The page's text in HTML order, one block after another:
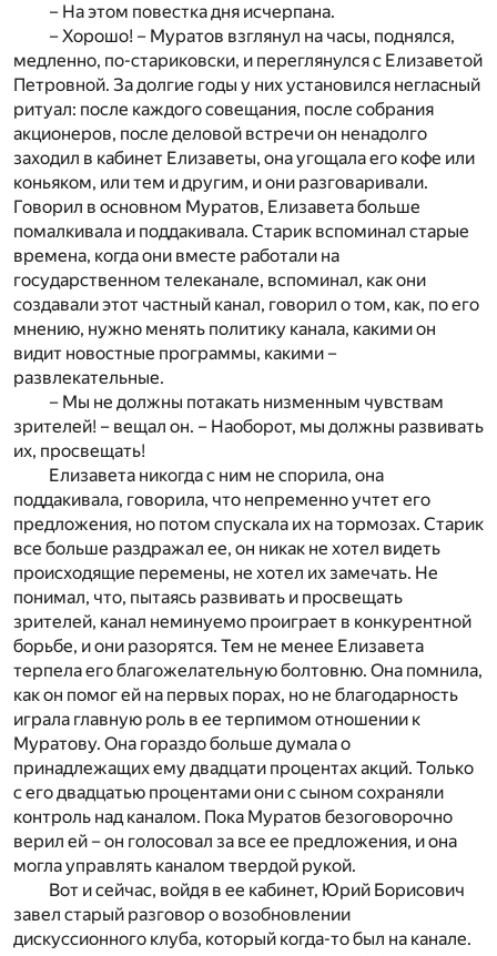
– На этом повестка дня исчерпана.
– Хорошо! – Муратов взглянул на часы, поднялся,
медленно, по-стариковски, и переглянулся с Елизаветой
Петровной. За долгие годы у них установился негласный
ритуал: после каждого совещания, после собрания
акционеров, после деловой встречи он ненадолго
заходил в кабинет Елизаветы, она угощала его кофе или
коньяком, или тем и другим, и они разговаривали.
Говорил в основном Муратов, Елизавета больше
помалкивала и поддакивала. Старик вспоминал старые
времена, когда они вместе работали на
государственном телеканале, вспоминал, как они
создавали этот частный канал, говорил о том, как, по его
мнению, нужно менять политику канала, какими он
видит новостные программы, какими –
развлекательные.
– Мы не должны потакать низменным чувствам
зрителей! – вещал он. – Наоборот, мы должны развивать
их, просвещать!
Елизавета никогда с ним не спорила, она
поддакивала, говорила, что непременно учтет его
предложения, но потом спускала их на тормозах. Старик
все больше раздражал ее, он никак не хотел видеть
происходящие перемены, не хотел их замечать. Не
понимал, что, пытаясь развивать и просвещать
зрителей, канал неминуемо проиграет в конкурентной
борьбе, и они разорятся. Тем не менее Елизавета
терпела его благожелательную болтовню. Она помнила,
как он помог ей на первых порах, но не благодарность
играла главную роль в ее терпимом отношении к
Муратову. Она гораздо больше думала о
принадлежащих ему двадцати процентах акций. Только
с его двадцатью процентами они с сыном сохраняли
контроль над каналом. Пока Муратов безоговорочно
верил ей – он голосовал за все ее предложения, и она
могла управлять каналом твердой рукой.
Вот и сейчас, войдя в ее кабинет, Юрий Борисович
завел старый разговор о возобновлении
дискуссионного клуба, который когда-то был на канале.